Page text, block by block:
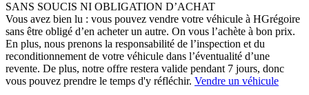
SANS SOUCIS NI OBLIGATION D’ACHAT
Vous avez bien lu : vous pouvez vendre votre véhicule à HGrégoire
sans être obligé d’en acheter un autre. On vous l’achète à bon prix.
En plus, nous prenons la responsabilité de l’inspection et du
reconditionnement de votre véhicule dans l’éventualité d’une
revente. De plus, notre offre restera valide pendant 7 jours, donc
vous pouvez prendre le temps d'y réfléchir. Vendre un véhicule